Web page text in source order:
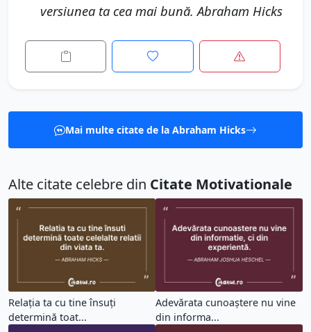
versiunea ta cea mai bună. Abraham Hicks
Mai multe citate de la Abraham Hicks
Alte citate celebre din Citate Motivationale
Relația ta cu tine însuți
determină toat...
Adevărata cunoaștere nu vine
din informa...